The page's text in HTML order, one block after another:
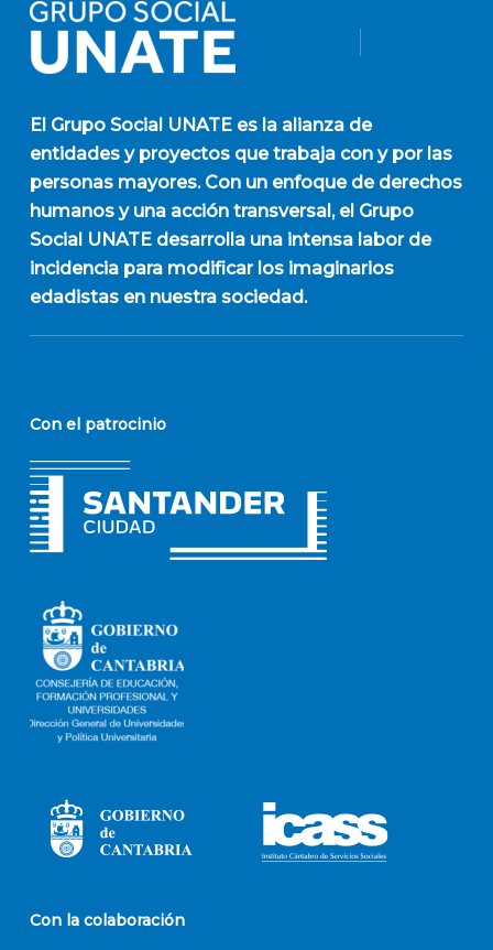
El Grupo Social UNATEes la alianza de
entidades y proyectos que trabaja con y por las
personas mayores. Con un enfoque de derechos
humanos y una acción transversal, el Grupo
Social UNATE desarrolla una intensa labor de
incidencia para modificar los imaginarios
edadistas en nuestra sociedad.
Con el patrocinio
Con la colaboración